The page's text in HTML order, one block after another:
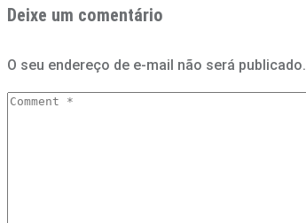
Deixe um comentário
O seu endereço de e-mail não será publicado.